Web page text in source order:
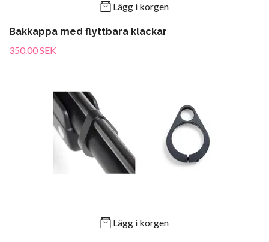
Lägg i korgen
Bakkappa med flyttbara klackar
350.00 SEK
Lägg i korgen